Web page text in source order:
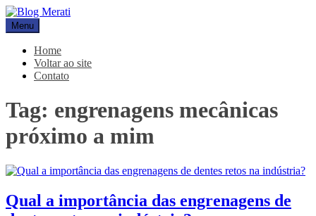
Pular
para
o
conteúdo
Blog Merati
Líder na fabricação de peças para Indústrias
Menu
Home
Voltar ao site
Contato
Tag: engrenagens mecânicas
próximo a mim
Qual a importância das engrenagens de